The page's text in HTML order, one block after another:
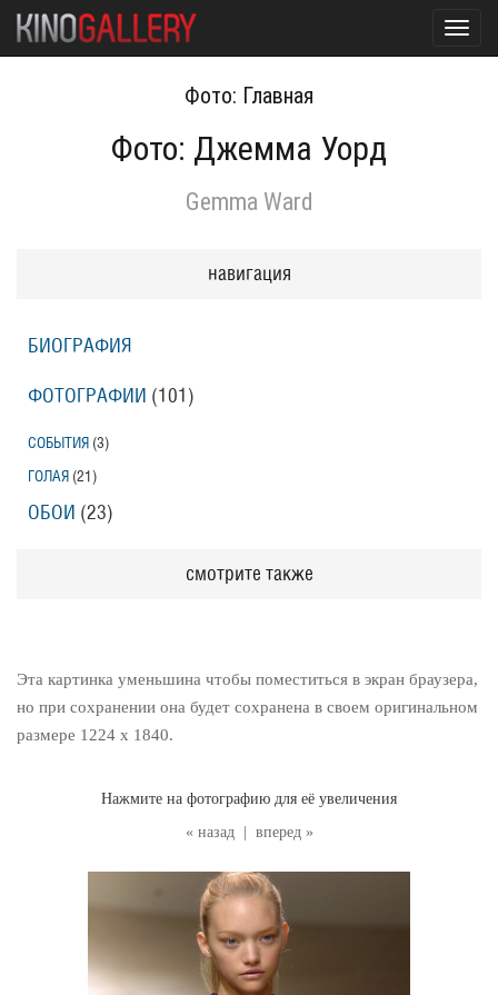
Фото: Главная
Фото: Джемма Уорд
Gemma Ward
« назад вперед »
Нажмите на фотографию для её увеличения
Эта картинка уменьшина чтобы поместиться в экран браузера,
но при сохранении она будет сохранена в своем оригинальном
размере 1224 x 1840.
навигация
БИОГРАФИЯ
ФОТОГРАФИИ (101 )
СОБЫТИЯ (3)
ГОЛАЯ (21 )
ОБОИ (23)
смотрите также